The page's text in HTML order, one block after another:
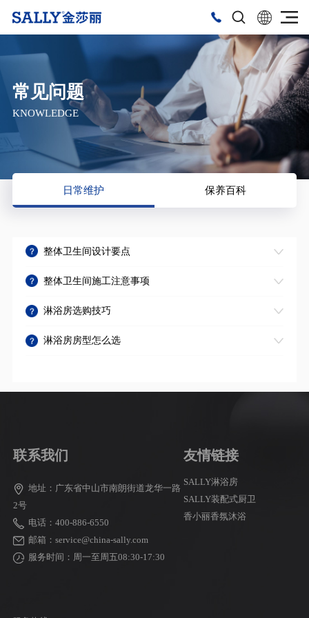
常见问题
KNOWLEDGE
日常维护 保养百科
整体卫生间设计要点
整体卫生间施工注意事项
淋浴房选购技巧
淋浴房房型怎么选
联系我们
地址：广东省中山市南朗街道龙华一路
2号
电话：400-886-6550
邮箱：service@china-sally.com
服务时间：周一至周五08:30-17:30
友情链接
SALLY淋浴房
SALLY装配式厨卫
香小丽香氛沐浴